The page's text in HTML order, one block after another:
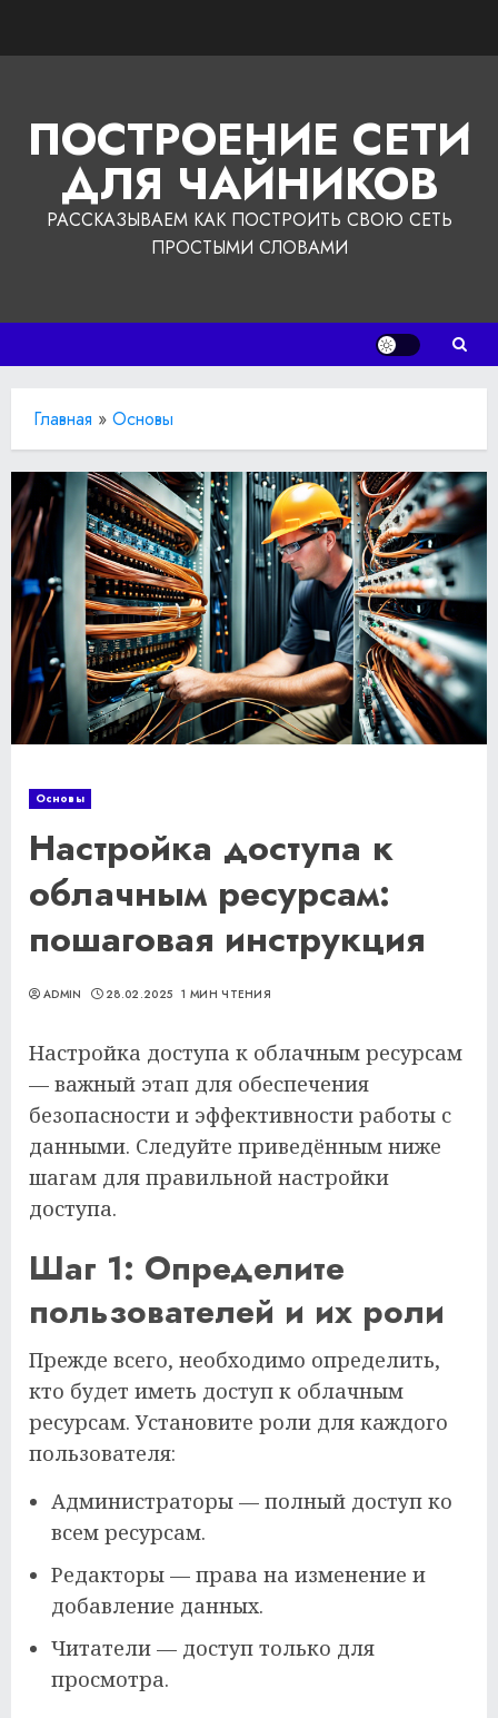
ПОСТРОЕНИЕ СЕТИ
ДЛЯ ЧАЙНИКОВ
РАССКАЗЫВАЕМ КАК ПОСТРОИТЬ СВОЮ СЕТЬ
ПРОСТЫМИ СЛОВАМИ
Главная » Основы
Основы
Настройка доступа к
облачным ресурсам:
пошаговая инструкция
ADMIN 28.02.2025 1 МИН ЧТЕНИЯ
Настройка доступа к облачным ресурсам
— важный этап для обеспечения
безопасности и эффективности работы с
данными. Следуйте приведённым ниже
шагам для правильной настройки
доступа.
Шаг 1: Определите
пользователей и их роли
Прежде всего, необходимо определить,
кто будет иметь доступ к облачным
ресурсам. Установите роли для каждого
пользователя:
Администраторы — полный доступ ко
всем ресурсам.
Редакторы — права на изменение и
добавление данных.
Читатели — доступ только для
просмотра.